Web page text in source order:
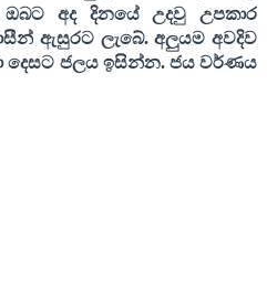
අද දිනයේ උදවු උපකාර
ඇසුරට ලැබේ. අලුයම අවදිව
දෙසට ජලය ඉසින්න.ජය වර්ණය